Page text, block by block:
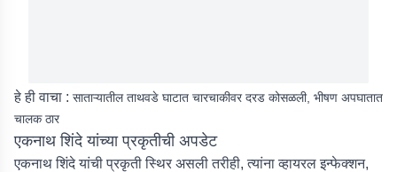
हे ही वाचा : साताऱ्यातील ताथवडे घाटात चारचाकीवर दरड कोसळली, भीषण अपघातात
चालक ठार
एकनाथ शिंदे यांच्या प्रकृतीची अपडेट
एकनाथ शिंदे यांची प्रकृती स्थिर असली तरीही, त्यांना व्हायरल इन्फेक्शन,